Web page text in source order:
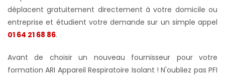
déplacent gratuitement directement à votre domicile ou
entreprise et étudient votre demande sur un simple appel
01 64 21 68 86.
Avant de choisir un nouveau fournisseur pour votre
formation ARI Appareil Respiratoire Isolant ! N'oubliez pas PFI